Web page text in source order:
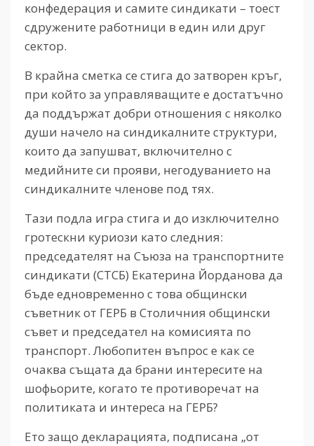
конфедерация и самите синдикати – тоест
сдружените работници в един или друг
сектор.
В крайна сметка се стига до затворен кръг,
при който за управляващите е достатъчно
да поддържат добри отношения с няколко
души начело на синдикалните структури,
които да запушват, включително с
медийните си прояви, негодуванието на
синдикалните членове под тях.
Тази подла игра стига и до изключително
гротескни куриози като следния:
председателят на Съюза на транспортните
синдикати (СТСБ) Екатерина Йорданова да
бъде едновременно с това общински
съветник от ГЕРБ в Столичния общински
съвет и председател на комисията по
транспорт. Любопитен въпрос е как се
очаква същата да брани интересите на
шофьорите, когато те противоречат на
политиката и интереса на ГЕРБ?
Ето защо декларацията, подписана „от